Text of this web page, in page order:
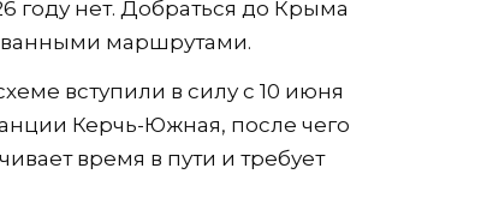
году нет. Добраться до Крыма
маршрутами.
вступили в силу с 10 июня
Керчь-Южная, после чего
время в пути и требует